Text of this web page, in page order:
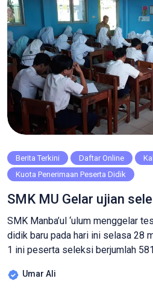
Berita Terkini Daftar Online
Kuota Penerimaan Peserta Didik
SMK MU Gelar ujian
SMK Manba’ul ‘ulum menggelar
didik baru pada hari ini selasa 28
1 ini peserta seleksi berjumlah
calon siswa/i, Farmasi 41 calon
Umar Ali